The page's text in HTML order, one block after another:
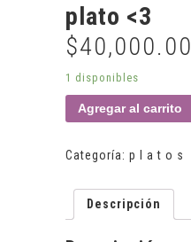
plato <3
$40,000.00
1 disponibles
Agregar al carrito
Categoría: p l a t o s
Descripción